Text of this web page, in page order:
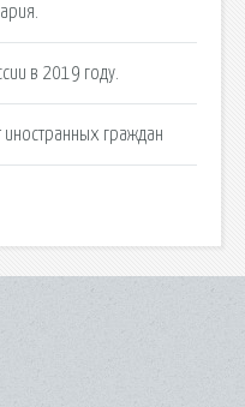
в 2019 году.
иностранных граждан